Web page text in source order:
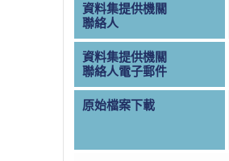
資料集提供機關
聯絡人
資料集提供機關
聯絡人電子郵件
原始檔案下載